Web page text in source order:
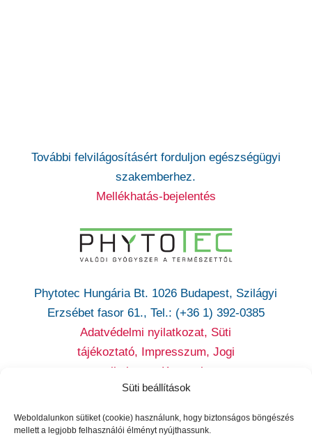
Süti beállítások
Weboldalunkon sütiket (cookie) használunk, hogy biztonságos böngészés
mellett a legjobb felhasználói élményt nyújthassunk.
További felvilágosításért forduljon egészségügyi
szakemberhez.
Mellékhatás-bejelentés
Phytotec Hungária Bt. 1026 Budapest, Szilágyi
Erzsébet fasor 61., Tel.: (+36 1) 392-0385
Adatvédelmi nyilatkozat, Süti
tájékoztató,
Impresszum, Jogi
nyilatkozat,
Kapcsolat
Colpofix|Maltofer
Micovag
Plus|Premens|Proxelan|Remifemin